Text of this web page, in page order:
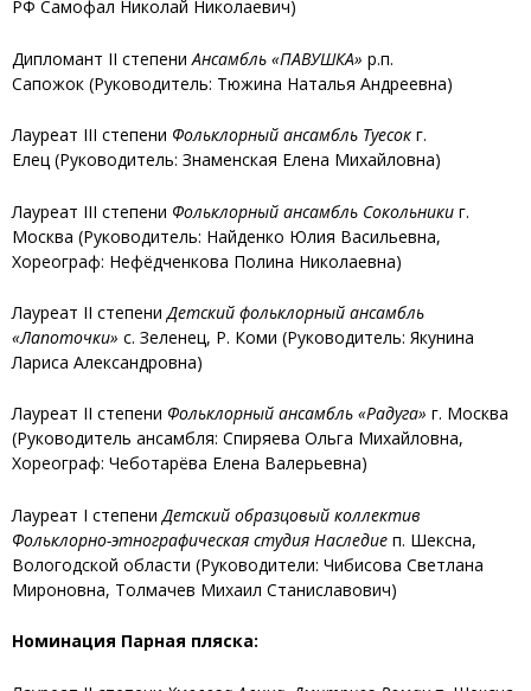
РФ Самофал Николай Николаевич)
Дипломант II степениАнсамбль «ПАВУШКА» р.п.
Сапожок (Руководитель: Тюжина Наталья Андреевна)
Лауреат III степени Фольклорный ансамбль Туесок г.
Елец (Руководитель: Знаменская Елена Михайловна)
Лауреат III степени Фольклорный ансамбль Сокольники г.
Москва (Руководитель: Найденко Юлия Васильевна,
Хореограф: Нефёдченкова Полина Николаевна)
Лауреат II степениДетский фольклорный ансамбль
«Лапоточки» с. Зеленец, Р. Коми (Руководитель: Якунина
Лариса Александровна)
Лауреат II степени Фольклорный ансамбль «Радуга» г. Москва
(Руководитель ансамбля: Спиряева Ольга Михайловна,
Хореограф: Чеботарёва Елена Валерьевна)
Лауреат I степениДетский образцовый коллектив
Фольклорно-этнографическая студия Наследие п. Шексна,
Вологодской области (Руководители: Чибисова Светлана
Мироновна, Толмачев Михаил Станиславович)
Номинация Парная пляска: